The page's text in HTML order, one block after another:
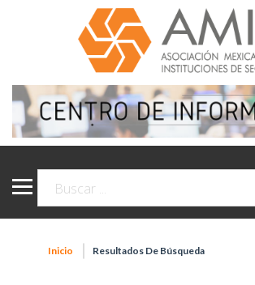
Inicio Resultados De Búsqueda